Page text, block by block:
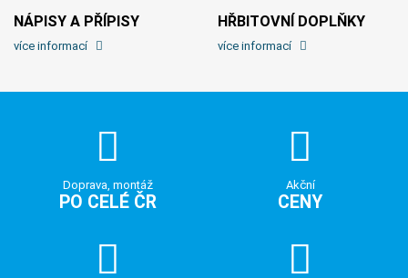
NÁPISY A PŘÍPISY
více informací
HŘBITOVNÍ DOPLŇKY
více informací
Doprava, montáž
PO CELÉ ČR
Akční
CENY